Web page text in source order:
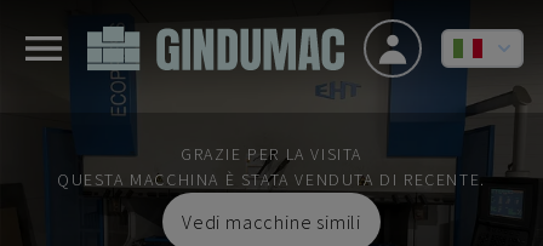
GRAZIE PER LA VISITA
QUESTA MACCHINA È STATA VENDUTA DI RECENTE.
Vedi macchine simili